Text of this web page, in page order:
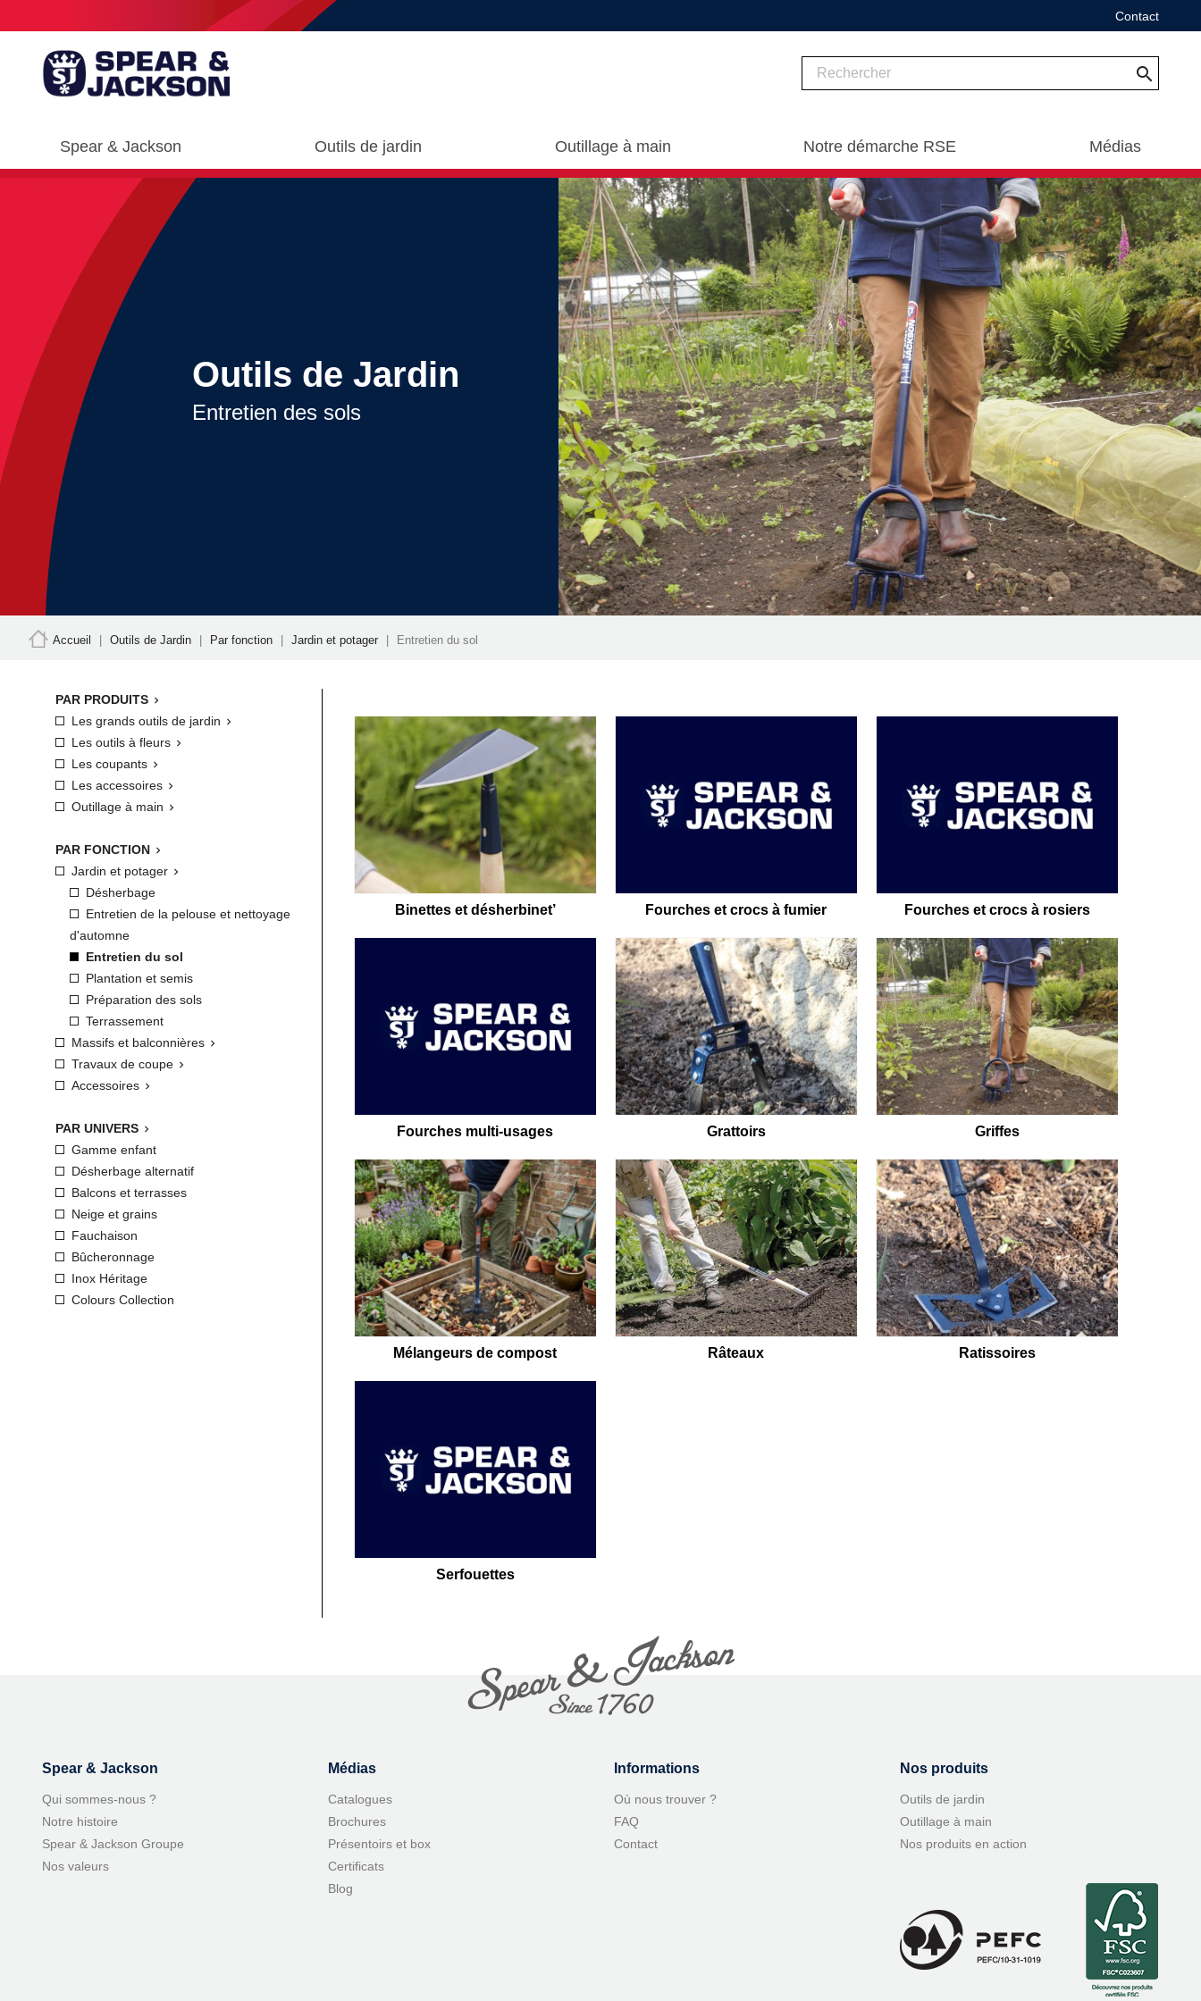
Contact
search
Spear & Jackson Outils de jardin Outillage à main Notre démarche RSE Médias
Outils de Jardin
Entretien des sols
Accueil Outils de Jardin Par fonction Jardin et potager Entretien du sol
PAR PRODUITS 
Les grands outils de jardin 
Les outils à fleurs 
Les coupants 
Les accessoires 
Outillage à main 
PAR FONCTION 
Jardin et potager 
Désherbage
Entretien de la pelouse et nettoyage
d'automne
Entretien du sol
Plantation et semis
Préparation des sols
Terrassement
Massifs et balconnières 
Travaux de coupe 
Accessoires 
PAR UNIVERS 
Gamme enfant
Désherbage alternatif
Balcons et terrasses
Neige et grains
Fauchaison
Bûcheronnage
Inox Héritage
Colours Collection
Binettes et désherbinet’ Fourches et crocs à fumier Fourches et crocs à rosiers
Fourches multi-usages Grattoirs Griffes
Mélangeurs de compost Râteaux Ratissoires
Serfouettes
Spear & Jackson
Qui sommes-nous ?
Notre histoire
Spear & Jackson Groupe
Nos valeurs
Médias
Catalogues
Brochures
Présentoirs et box
Certificats
Blog
Informations
Où nous trouver ?
FAQ
Contact
Nos produits
Outils de jardin
Outillage à main
Nos produits en action